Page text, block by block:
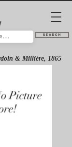
Search
& Millière, 1865